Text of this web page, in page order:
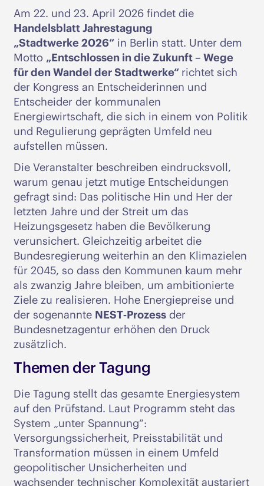
Am 22. und 23. April 2026 findet die
Handelsblatt Jahrestagung
„Stadtwerke 2026“ in Berlin statt. Unter dem
Motto „Entschlossen in die Zukunft – Wege
für den Wandel der Stadtwerke“ richtet sich
der Kongress an Entscheiderinnen und
Entscheider der kommunalen
Energiewirtschaft, die sich in einem von Politik
und Regulierung geprägten Umfeld neu
aufstellen müssen.
Die Veranstalter beschreiben eindrucksvoll,
warum genau jetzt mutige Entscheidungen
gefragt sind: Das politische Hin und Her der
letzten Jahre und der Streit um das
Heizungsgesetz haben die Bevölkerung
verunsichert. Gleichzeitig arbeitet die
Bundesregierung weiterhin an den Klimazielen
für 2045, so dass den Kommunen kaum mehr
als zwanzig Jahre bleiben, um ambitionierte
Ziele zu realisieren. Hohe Energiepreise und
der sogenannte NEST‑Prozess der
Bundesnetzagentur erhöhen den Druck
zusätzlich.
Themen der Tagung
Die Tagung stellt das gesamte Energiesystem
auf den Prüfstand. Laut Programm steht das
System „unter Spannung“:
Versorgungssicherheit, Preisstabilität und
Transformation müssen in einem Umfeld
geopolitischer Unsicherheiten und
wachsender technischer Komplexität austariert